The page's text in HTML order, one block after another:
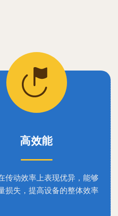
高效能
传动效率上表现优异，能够
损失，提高设备的整体效率